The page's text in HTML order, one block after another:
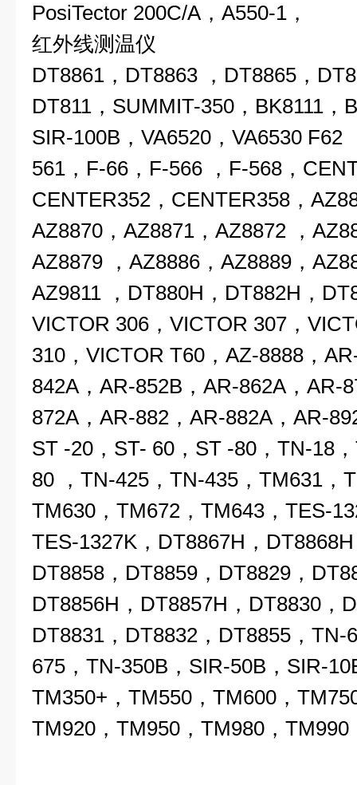
PosiTector 200C/A，A550-1，
红外线测温仪
DT8861，DT8863 ，DT8865，
DT811，SUMMIT-350，BK8111，
SIR-100B，VA6520，VA6530 F62
561，F-66，F-566 ，F-568，
CENTER352，CENTER358，
AZ8870，AZ8871，AZ8872 ，
AZ8879 ，AZ8886，AZ8889，
AZ9811 ，DT880H，DT882H，
VICTOR 306，VICTOR 307，
310，VICTOR T60，AZ-8888，
842A，AR-852B，AR-862A，AR-
872A，AR-882，AR-882A，AR-
ST -20，ST- 60，ST -80，TN-18
80 ，TN-425，TN-435，TM631，
TM630，TM672，TM643，TES-
TES-1327K，DT8867H，
DT8858，DT8859，DT8829，
DT8856H，DT8857H，DT8830，
DT8831，DT8832，DT8855，TN-
675，TN-350B，SIR-50B，SIR-
TM350+，TM550，TM600，
TM920，TM950，TM980，TM990